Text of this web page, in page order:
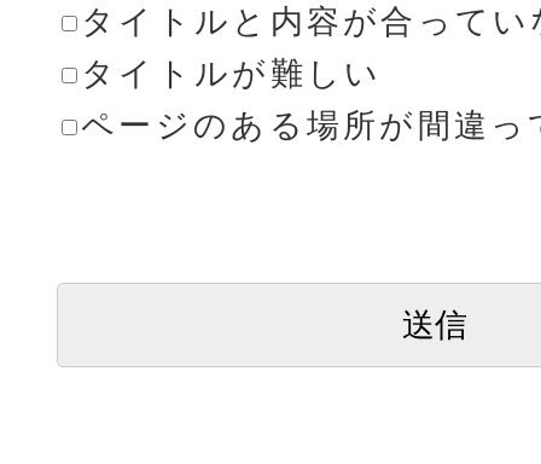
タイトルと内容が合ってい
タイトルが難しい
ページのある場所が間違っ